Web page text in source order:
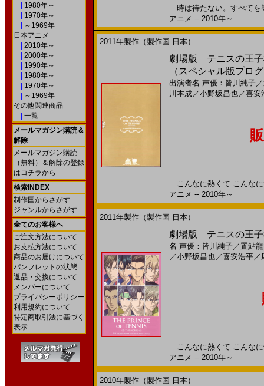
1980年～
1970年～
～1969年
日本アニメ
2010年～
2000年～
1990年～
1980年～
1970年～
～1969年
その他関連商品
一覧
メールマガジン購読＆
解除
メールマガジン購読
（無料）＆解除の登録
はコチラから
検索INDEX
制作国からさがす
ジャンルからさがす
全てのお客様へ
ご注文方法について
お支払方法について
商品のお届けについて
パンフレットの状態
返品・交換について
メンバーについて
プライバシーポリシー
利用規約について
特定商取引法に基づく
表示
時は待たない。すべて
アニメ -- 2010年～
2011年製作（製作国 日本）
劇場版 テニスの王
（スペシャル版プロ
出演者名 声優：皆川純子／
川本成／小野坂昌也／喜安
こんなに熱くて こんな
アニメ -- 2010年～
2011年製作（製作国 日本）
劇場版 テニスの王
名 声優：皆川純子／置鮎
／小野坂昌也／喜安浩平／
こんなに熱くて こんな
アニメ -- 2010年～
2010年製作（製作国 日本）